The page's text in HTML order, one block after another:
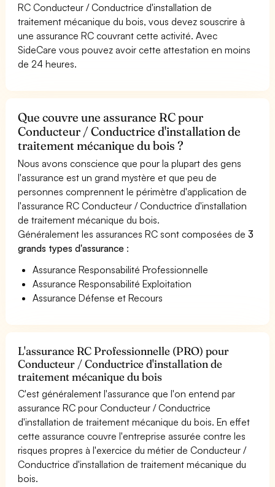
RC Conducteur / Conductrice d'installation de
traitement mécanique du bois, vous devez souscrire à
une assurance RC couvrant cette activité. Avec
SideCare vous pouvez avoir cette attestation en moins
de 24 heures.
Que couvre une assurance RC pour
Conducteur / Conductrice d'installation de
traitement mécanique du bois ?
Nous avons conscience que pour la plupart des gens
l'assurance est un grand mystère et que peu de
personnes comprennent le périmètre d'application de
l'assurance RC Conducteur / Conductrice d'installation
de traitement mécanique du bois.
Généralement les assurances RC sont composées de3
grands types d'assurance :
Assurance Responsabilité Professionnelle
Assurance Responsabilité Exploitation
Assurance Défense et Recours
L'assurance RC Professionnelle (PRO) pour
Conducteur / Conductrice d'installation de
traitement mécanique du bois
C'est généralement l'assurance que l'on entend par
assurance RC pour Conducteur / Conductrice
d'installation de traitement mécanique du bois. En effet
cette assurance couvre l'entreprise assurée contre les
risques propres à l'exercice du métier de Conducteur /
Conductrice d'installation de traitement mécanique du
bois.